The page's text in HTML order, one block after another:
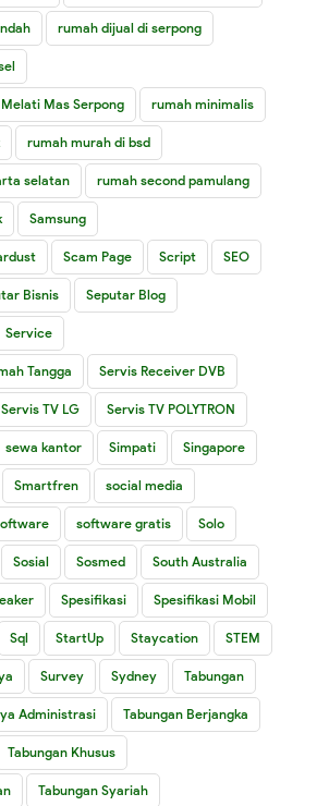
rumah dijual di serpong
Mas Serpong rumah minimalis
rumah murah di bsd
selatan rumah second pamulang
Samsung
Scam Page Script SEO
Bisnis Seputar Blog
Service
Tangga Servis Receiver DVB
Servis TV LG Servis TV POLYTRON
sewa kantor Simpati Singapore
Smartfren social media
software gratis Solo
Sosial Sosmed South Australia
Spesifikasi Spesifikasi Mobil
Sql StartUp Staycation STEM
Survey Sydney Tabungan
Administrasi Tabungan Berjangka
Tabungan Khusus
Tabungan Syariah